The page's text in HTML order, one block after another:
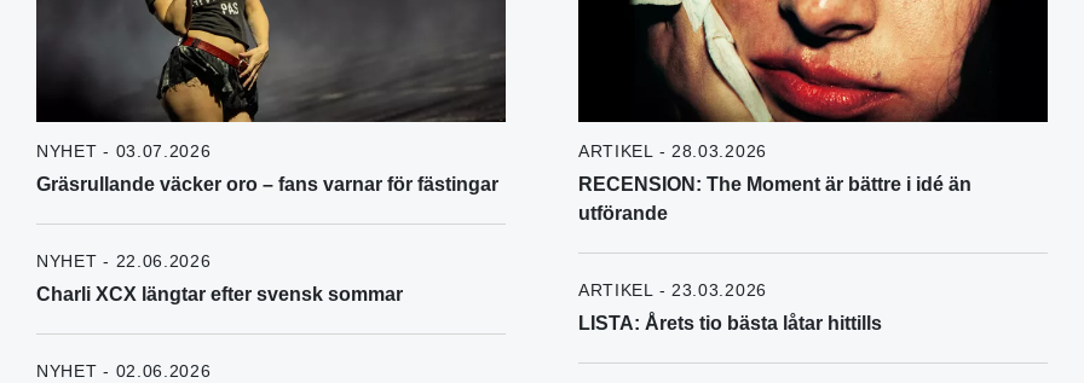
NYHET - 03.07.2026
Gräsrullande väcker oro – fans varnar för fästingar
NYHET - 22.06.2026
Charli XCX längtar efter svensk sommar
NYHET - 02.06.2026
ARTIKEL - 28.03.2026
RECENSION: The Moment är bättre i idé än
utförande
ARTIKEL - 23.03.2026
LISTA: Årets tio bästa låtar hittills